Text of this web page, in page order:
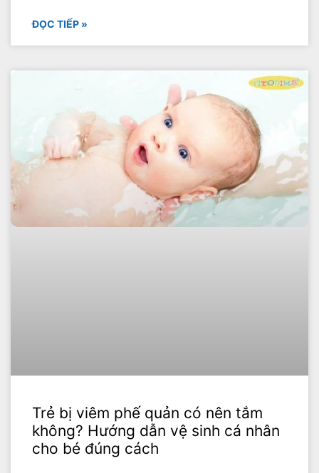
ĐỌC TIẾP »
Trẻ bị viêm phế quản có nên tắm
không? Hướng dẫn vệ sinh cá nhân
cho bé đúng cách